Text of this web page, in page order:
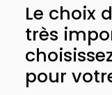
Le choix
très
pour